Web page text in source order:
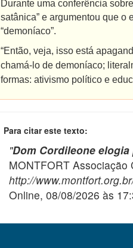
Durante uma conferência
satânica” e argumentou que o
“demoníaco”.
“Então, veja, isso está
chamá-lo de demoníaco;
formas: ativismo político e
Para citar este texto:
"Dom Cordileone
MONTFORT Associação
http://
Online, 08/08/2026 às